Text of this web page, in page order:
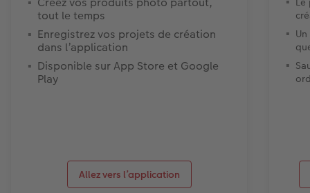
tout le temps
Enregistrez vos projets de création
dans l’application
Disponible sur App Store et Google
Play
Allez vers l’application